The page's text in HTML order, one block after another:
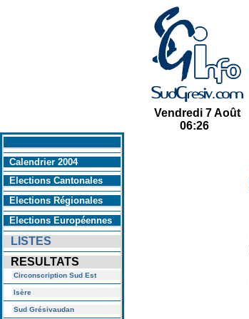
Vendredi 7 Août
06:26
Calendrier 2004
Elections Cantonales
Elections Régionales
Elections Européennes
LISTES
RESULTATS
Circonscription Sud Est
Isère
Sud Grésivaudan